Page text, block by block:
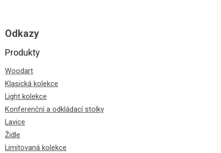
Odkazy
Produkty
Woodart
Klasická kolekce
Light kolekce
Konferenční a odkládací stolky
Lavice
Židle
Limitovaná kolekce